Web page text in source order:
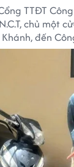
TTĐT
chủ một
đến
xe máy
giấy tờ cá